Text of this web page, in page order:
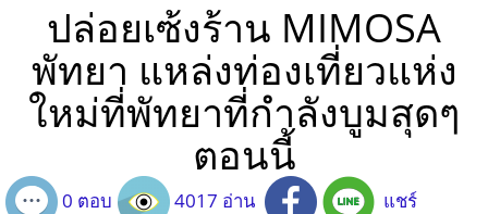
ปล่อยเซ้งร้าน MIMOSA
พัทยา แหล่งท่องเที่ยวแห่ง
ใหม่ที่พัทยาที่กำลังบูมสุดๆ
ตอนนี้
0 ตอบ 4017 อ่าน แชร์